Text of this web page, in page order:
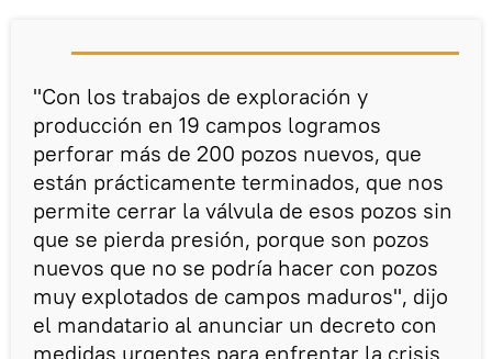
"Con los trabajos de exploración y
producción en 19 campos logramos
perforar más de 200 pozos nuevos, que
están prácticamente terminados, que nos
permite cerrar la válvula de esos pozos sin
que se pierda presión, porque son pozos
nuevos que no se podría hacer con pozos
muy explotados de campos maduros", dijo
el mandatario al anunciar un decreto con
medidas urgentes para enfrentar la crisis